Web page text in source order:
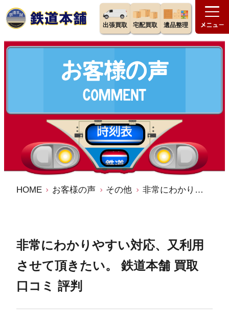
出張買取 宅配買取 遺品整理
HOME お客様の声 その他 非常にわかりやすい対応、又利用させて頂きたい。 鉄道本舗 買取 口コミ 評判
非常にわかりやすい対応、又利用
させて頂きたい。 鉄道本舗 買取
口コミ 評判